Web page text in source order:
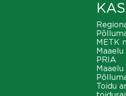
METK
Maaelu
PRIA
Toidu